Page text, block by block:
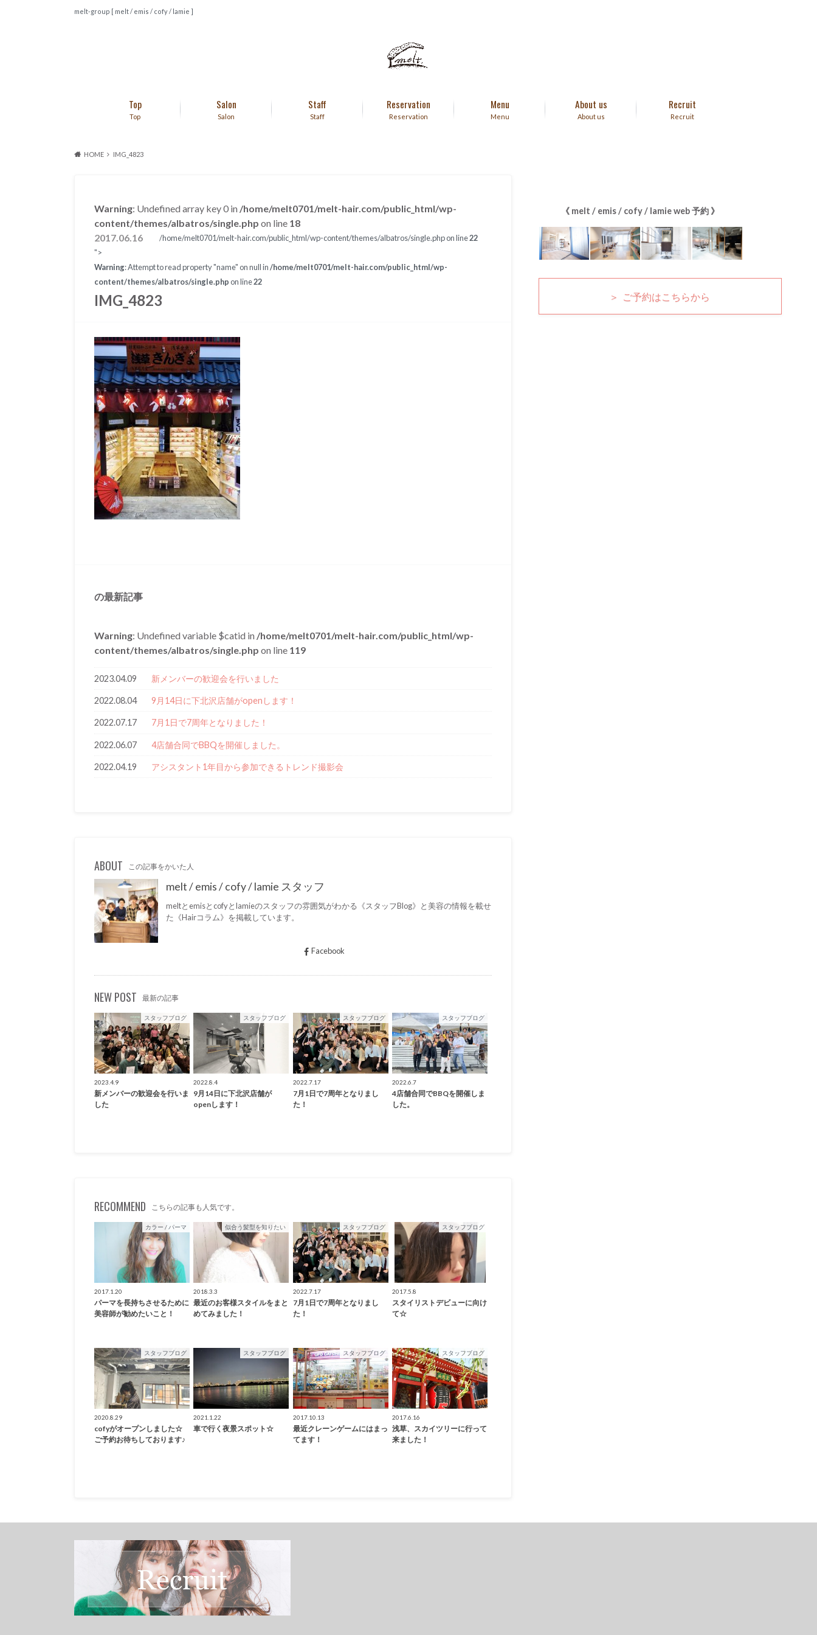
melt-group [ melt / emis / cofy / lamie ]
Top
Top
Salon
Salon
Staff
Staff
Reservation
Reservation
Menu
Menu
About us
About us
Recruit
Recruit
HOME IMG_4823
Warning: Undefined array key 0 in /home/melt0701/melt-hair.com/public_html/wp-
content/themes/albatros/single.php on line 18
2017.06.16
/home/melt0701/melt-hair.com/public_html/wp-content/themes/albatros/single.php on line22
">
Warning: Attempt to read property "name" on null in/home/melt0701/melt-hair.com/public_html/wp-
content/themes/albatros/single.php on line22
IMG_4823
の最新記事
Warning: Undefined variable $catid in /home/melt0701/melt-hair.com/public_html/wp-
content/themes/albatros/single.php on line 119
2023.04.09 新メンバーの歓迎会を行いました
2022.08.04 9月14日に下北沢店舗がopenします！
2022.07.17 7月1日で7周年となりました！
2022.06.07 4店舗合同でBBQを開催しました。
2022.04.19 アシスタント1年目から参加できるトレンド撮影会
ABOUT この記事をかいた人
melt / emis / cofy / lamie スタッフ
meltとemisとcofyとlamieのスタッフの雰囲気がわかる《スタッフBlog》と美容の情報を載せ
た《Hairコラム》を掲載しています。
Facebook
NEW POST 最新の記事
スタッフブログ
2023.4.9
新メンバーの歓迎会を行いま
した
スタッフブログ
2022.8.4
9月14日に下北沢店舗が
openします！
スタッフブログ
2022.7.17
7月1日で7周年となりまし
た！
スタッフブログ
2022.6.7
4店舗合同でBBQを開催しま
した。
RECOMMEND こちらの記事も人気です。
カラー / パーマ
2017.1.20
パーマを長持ちさせるために
美容師が勧めたいこと！
似合う髪型を知りたい
2018.3.3
最近のお客様スタイルをまと
めてみました！
スタッフブログ
2022.7.17
7月1日で7周年となりまし
た！
スタッフブログ
2017.5.8
スタイリストデビューに向け
て☆
スタッフブログ
2020.8.29
cofyがオープンしました☆
ご予約お待ちしております♪
スタッフブログ
2021.1.22
車で行く夜景スポット☆
スタッフブログ
2017.10.13
最近クレーンゲームにはまっ
てます！
スタッフブログ
2017.6.16
浅草、スカイツリーに行って
来ました！
《 melt / emis / cofy / lamie web 予約 》
＞ ご予約はこちらから